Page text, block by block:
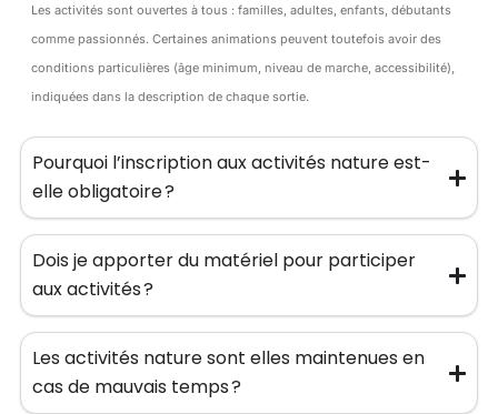
Les activités sont ouvertes à tous : familles, adultes, enfants, débutants
comme passionnés. Certaines animations peuvent toutefois avoir des
conditions particulières (âge minimum, niveau de marche, accessibilité),
indiquées dans la description de chaque sortie.
Pourquoi l’inscription aux activités nature est-
elle obligatoire ?
Dois je apporter du matériel pour participer
aux activités ?
Les activités nature sont elles maintenues en
cas de mauvais temps ?